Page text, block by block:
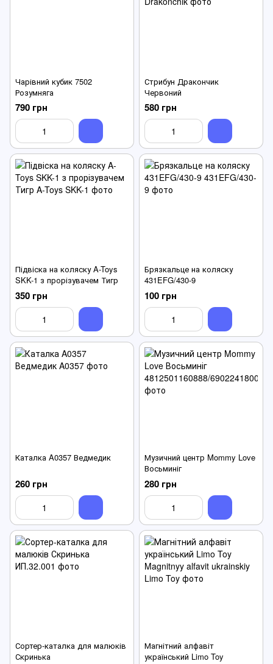
Чарівний кубик 7502
Розумняга
790 грн
Стрибун Дракончик
Червоний
580 грн
Підвіска на коляску A-Toys
SKK-1 з прорізувачем Тигр
350 грн
Брязкальце на коляску
431EFG/430-9
100 грн
Каталка A0357 Ведмедик
260 грн
Музичний центр Mommy Love
Восьминіг
280 грн
Сортер-каталка для малюків
Скринька
Магнітний алфавіт
український Limo Toy